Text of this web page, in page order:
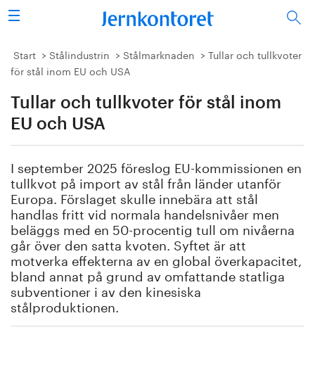
Sök
Stålindustrin
Forskning/utbildning
Energi/miljö
Vi tycker
Publicerat
Bildbank
Om oss
Start Stålindustrin Stålmarknaden
Tullar och tullkvoter
för stål inom EU och USA
Tullar och tullkvoter för stål inom
EU och USA
I september 2025 föreslog EU-kommissionen en
tullkvot på import av stål från länder utanför
Europa. Förslaget skulle innebära att stål
handlas fritt vid normala handelsnivåer men
beläggs med en 50-procentig tull om nivåerna
går över den satta kvoten. Syftet är att
motverka effekterna av en global överkapacitet,
bland annat på grund av omfattande statliga
subventioner i av den kinesiska
stålproduktionen.